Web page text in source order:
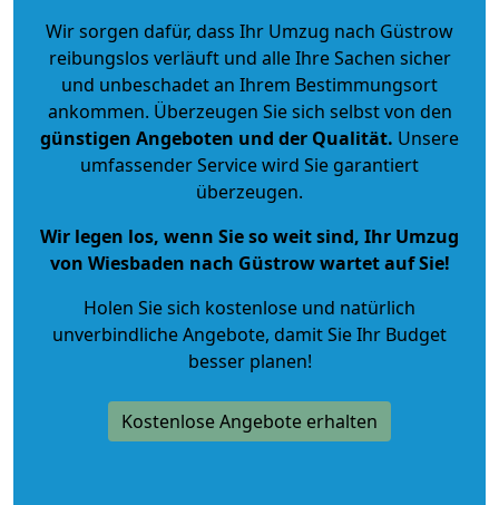
Wir sorgen dafür, dass Ihr Umzug nach Güstrow
reibungslos verläuft und alle Ihre Sachen sicher
und unbeschadet an Ihrem Bestimmungsort
ankommen. Überzeugen Sie sich selbst von den
günstigen Angeboten und der Qualität. Unsere
umfassender Service wird Sie garantiert
überzeugen.
Wir legen los, wenn Sie so weit sind, Ihr Umzug
von Wiesbaden nach Güstrow wartet auf Sie!
Holen Sie sich kostenlose und natürlich
unverbindliche Angebote, damit Sie Ihr Budget
besser planen!
Kostenlose Angebote erhalten